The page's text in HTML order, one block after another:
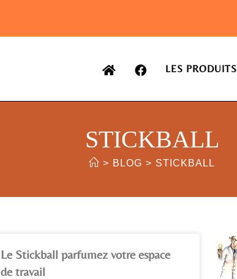
LES PRODUITS
STICKBALL
> BLOG > STICKBALL
Le Stickball parfumez votre espace
de travail